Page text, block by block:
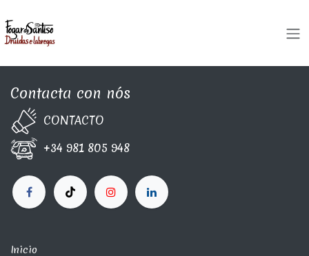
Contacta con nós
CONTA​C​TO
+34 981 805 948
Inicio